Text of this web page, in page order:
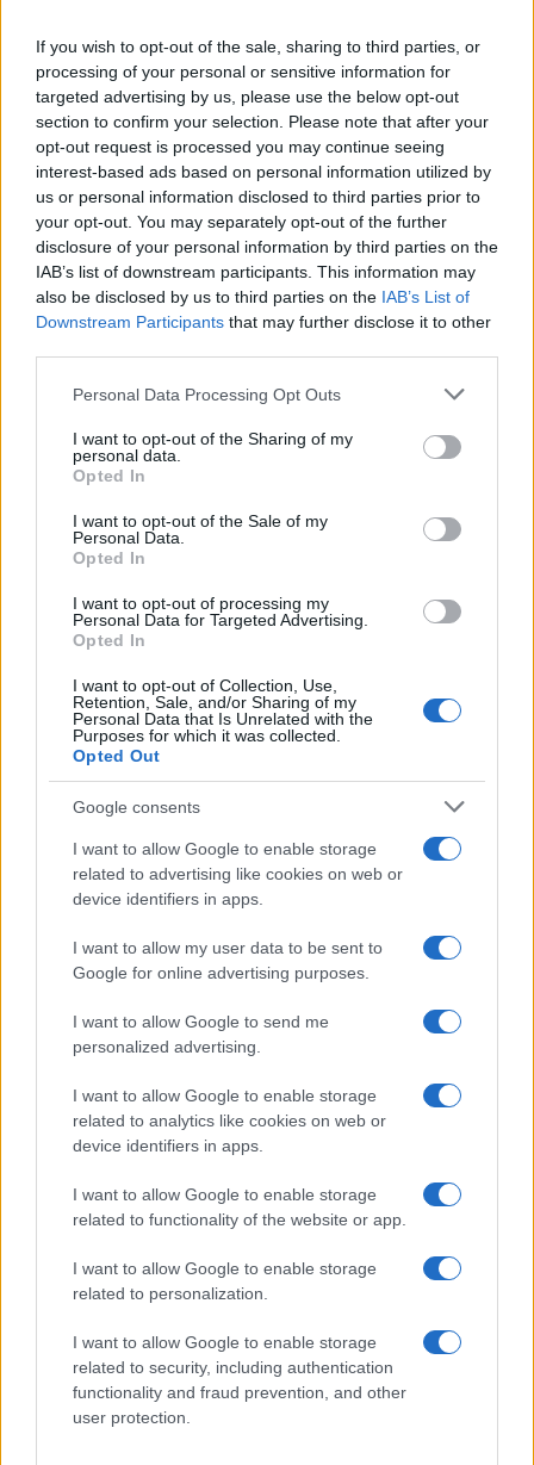
If you wish to opt-out of the sale, sharing to third parties, or
processing of your personal or sensitive information for
targeted advertising by us, please use the below opt-out
section to confirm your selection. Please note that after your
opt-out request is processed you may continue seeing
interest-based ads based on personal information utilized by
us or personal information disclosed to third parties prior to
your opt-out. You may separately opt-out of the further
disclosure of your personal information by third parties on the
IAB’s list of downstream participants. This information may
also be disclosed by us to third parties on the IAB’s List of
Downstream Participants that may further disclose it to other
Please note that this website/app uses one or more Google
not limited to your visit or usage behaviour. You may click to
grant or deny consent to Google and its third-party tags to
use your data for below specified purposes in below Google
consent section.
Personal Data Processing Opt Outs
I want to opt-out of the Sharing of my
personal data.
Opted In
I want to opt-out of the Sale of my
Personal Data.
Opted In
I want to opt-out of processing my
Personal Data for Targeted Advertising.
Opted In
I want to opt-out of Collection, Use,
Retention, Sale, and/or Sharing of my
Personal Data that Is Unrelated with the
Purposes for which it was collected.
Opted Out
Google consents
I want to allow Google to enable storage
related to advertising like cookies on web or
device identifiers in apps.
I want to allow my user data to be sent to
Google for online advertising purposes.
I want to allow Google to send me
personalized advertising.
I want to allow Google to enable storage
related to analytics like cookies on web or
device identifiers in apps.
I want to allow Google to enable storage
related to functionality of the website or app.
I want to allow Google to enable storage
related to personalization.
I want to allow Google to enable storage
related to security, including authentication
functionality and fraud prevention, and other
user protection.
Cserhalmi György Debrecenben az Úri muriban dolgozott
együtt Vidnyánszky Attilával, ahol Móricz világát elementáris
erővel tudták bemutatni. 27 éve vidéken él, ezért közelről
érinti, hogyan pusztul a paraszti kultúra, építészet és zene.
A Körhinta bemutatásában törekvést lát e kultúra
feltámasztására, megtartására, amiben örömmel vesz részt.
Zsuráfszky Zoltánnal jóval korábban dolgoztak már együtt, a
tánc, mint évszázadok óta csiszolódó nyelv hozzájárul a
Vincze Zsuzsa dramaturg és jelmeztervező még a
táncforgatókönyv munkálataiban vett részt, és úgy tartja,
hagyományos paraszti kultúránkhoz ismernünk kell
habitusunkat, hibáinkat is, amit e mű erőteljesen közvetít, s
Róbert népzenei ihletésű dallamaihoz a népköltészet
gyöngyszemeiből válogatott szöveget, s néprajzos tudása
segítette a népviseleti kosztümök tervezésében.
Az anyát megformáló Szűcs Nelli úgy érzi, róla szóló
darabban vesz részt, mert felmenői között is előfordult,
hogy a szerelmesek házasságát akadályozták, és valóságos
anyaként hasonló pillanatokat él át felnövő lányával, amikor
az szerelmes.
A két fiatalt játszó színész Kiss Andrea és ifj. Vidnyánszky
Attila nagy várakozással készülnek a szerepre a legendás
színészek, Törőcsik Mari és Soós Imre nyomában, és Farkas
Dénes is szeretne méltó lenni a filmbeli szereplőt
megformáló Szirtes Ádámhoz.
február 19-én lesz, a bemutatót a következő napon, 20-án
láthatja a közönség. A rendelkező próbák egyötödén már túl
vannak, de még alakul a darab a kreatív próbafolyamat